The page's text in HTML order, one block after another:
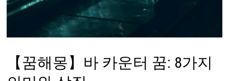
【꿈해몽】바 카운터 꿈: 8가지